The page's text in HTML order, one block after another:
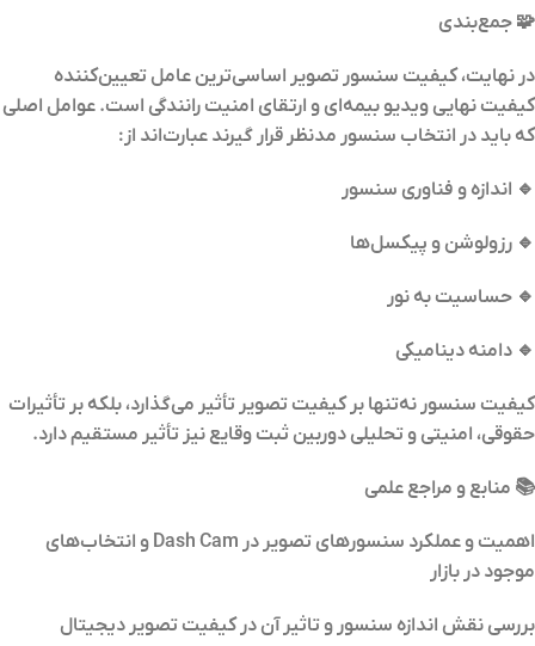
🧩 جمع‌بندی
در نهایت، کیفیت سنسور تصویر اساسی‌ترین عامل تعیین‌کننده
کیفیت نهایی ویدیو بیمه‌ای و ارتقای امنیت رانندگی است. عوامل اصلی
که باید در انتخاب سنسور مدنظر قرار گیرند عبارت‌اند از:
🔹 اندازه و فناوری سنسور
🔹 رزولوشن و پیکسل‌ها
🔹 حساسیت به نور
🔹 دامنه دینامیکی
کیفیت سنسور نه‌تنها بر کیفیت تصویر تأثیر می‌گذارد، بلکه بر تأثیرات
حقوقی، امنیتی و تحلیلی دوربین ثبت وقایع نیز تأثیر مستقیم دارد.
📚 منابع و مراجع علمی
اهمیت و عملکرد سنسورهای تصویر در Dash Cam و انتخاب‌های
موجود در بازار
بررسی نقش اندازه سنسور و تاثیر آن در کیفیت تصویر دیجیتال